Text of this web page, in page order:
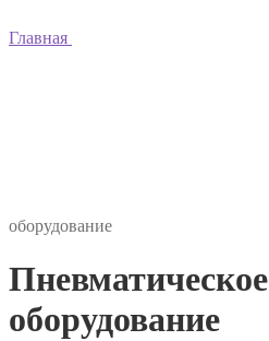
Главная
оборудование
Пневматическое
оборудование